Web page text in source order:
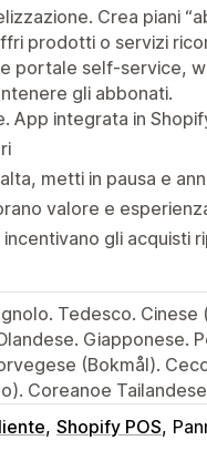
Crea piani
prodotti o servizi
portale self-service,
gli abbonati.
App integrata in
metti in pausa e
valore e
gli acquisti
Tedesco.
Giapponese.
(Bokmål).
Coreanoe Tailandese
Shopify POS